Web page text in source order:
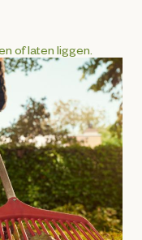
of laten liggen.